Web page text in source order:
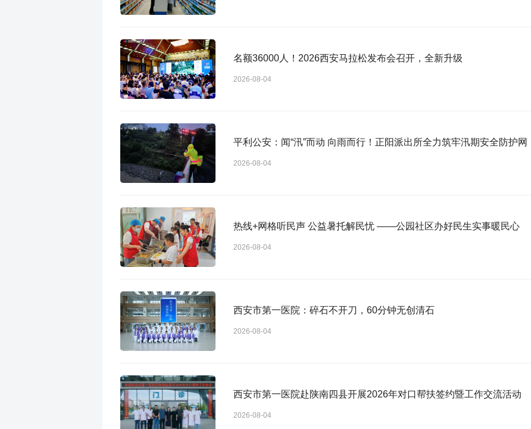
名额36000人！2026西安马拉松发布会召开，全新升级
2026-08-04
平利公安：闻“汛”而动 向雨而行！正阳派出所全力筑牢汛期安全防护网
2026-08-04
热线+网格听民声 公益暑托解民忧 ——公园社区办好民生实事暖民心
2026-08-04
西安市第一医院：碎石不开刀，60分钟无创清石
2026-08-04
西安市第一医院赴陕南四县开展2026年对口帮扶签约暨工作交流活动
2026-08-04